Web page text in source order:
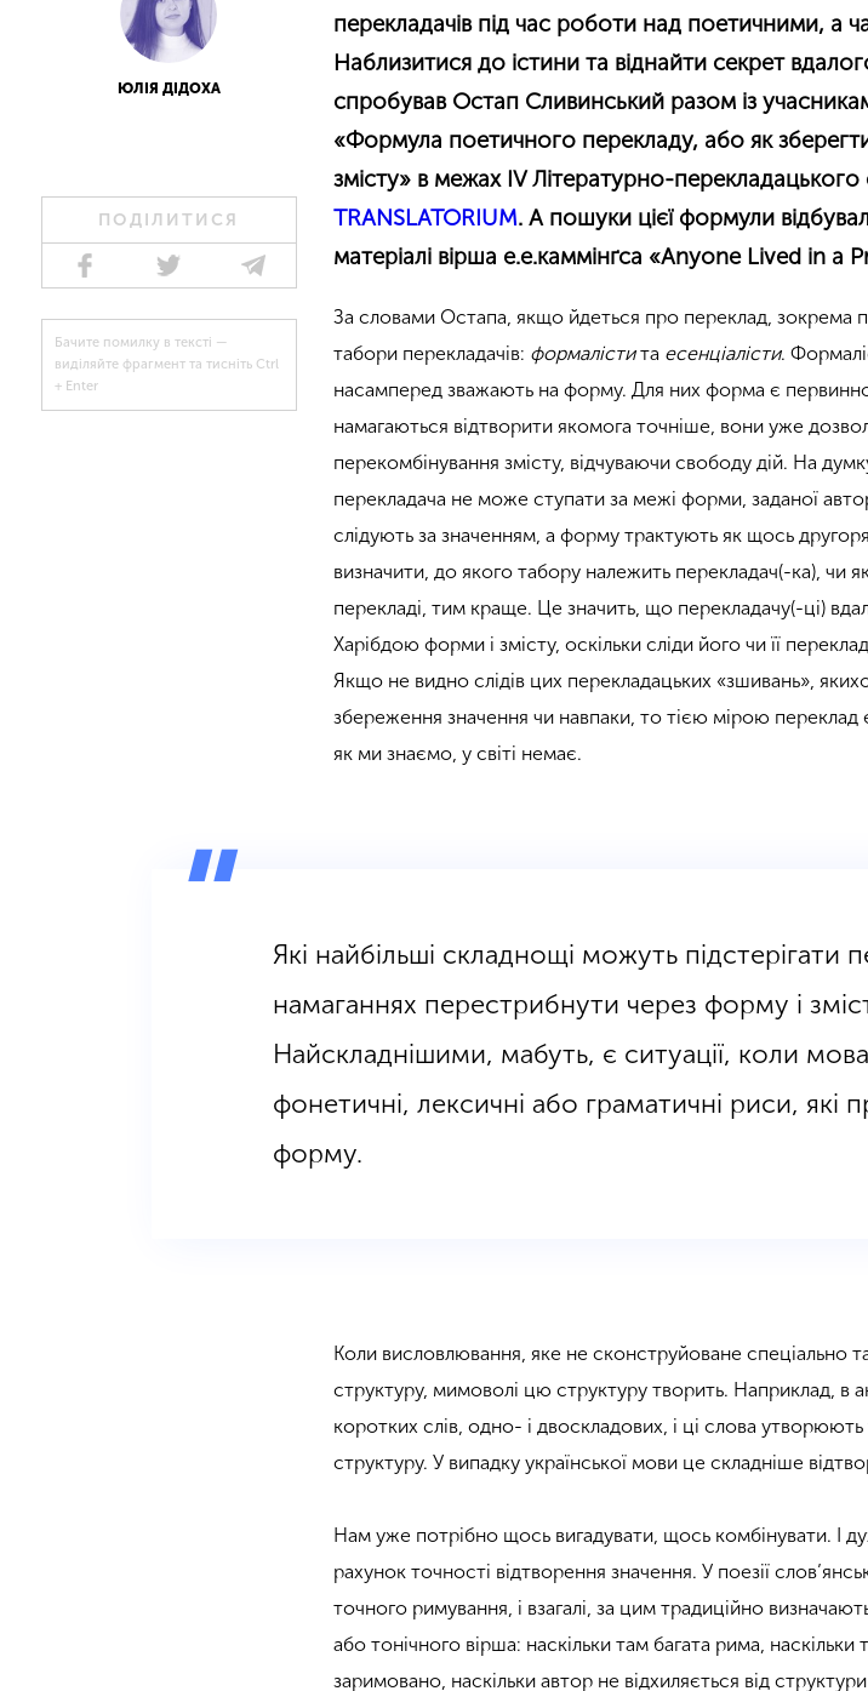
ЮЛІЯ ДІДОХА
ПОДІЛИТИСЯ
Бачите помилку в тексті —
виділяйте фрагмент та тисніть Ctrl
+ Enter
перекладачів під час роботи над поетичними, а
Наблизитися до істини та віднайти секрет
спробував Остап Сливинський разом із
«Формула поетичного перекладу, або як
змісту» в межах IV Літературно-
TRANSLATORIUM. А пошуки цієї формули
матеріалі вірша е.е.каммінґса «Anyone Lived in a
За словами Остапа, якщо йдеться про переклад, зокрема
табори перекладачів: формалістита есенціалісти.
насамперед зважають на форму. Для них форма є
намагаються відтворити якомога точніше, вони уже
перекомбінування змісту, відчуваючи свободу дій. На
перекладача не може ступати за межі форми, заданої
слідують за значенням, а форму трактують як щось
визначити, до якого табору належить перекладач(-ка), чи
перекладі, тим краще. Це значить, що перекладачу(-ці)
Харібдою форми і змісту, оскільки сліди його чи її
Якщо не видно слідів цих перекладацьких «зшивань»,
збереження значення чи навпаки, то тією мірою переклад
як ми знаємо, у світі немає.
Які найбільші складнощі можуть підстерігати
намаганнях перестрибнути через форму і
Найскладнішими, мабуть, є ситуації, коли
фонетичні, лексичні або граматичні риси, які
форму.
Коли висловлювання, яке не сконструйоване спеціально
структуру, мимоволі цю структуру творить. Наприклад, в
коротких слів, одно- і двоскладових, і ці слова
структуру. У випадку української мови це складніше
Нам уже потрібно щось вигадувати, щось комбінувати. І
рахунок точності відтворення значення. У поезії
точного римування, і взагалі, за цим традиційно
або тонічного вірша: наскільки там багата рима,
заримовано, наскільки автор не відхиляється від